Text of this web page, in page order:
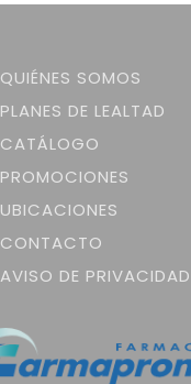
QUIÉNES SOMOS
PLANES DE LEALTAD
CATÁLOGO
PROMOCIONES
UBICACIONES
CONTACTO
AVISO DE PRIVACIDAD